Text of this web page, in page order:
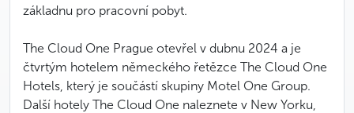
základnu pro pracovní pobyt.
The Cloud One Prague otevřel v dubnu 2024 a je
čtvrtým hotelem německého řetězce The Cloud One
Hotels, který je součástí skupiny Motel One Group.
Další hotely The Cloud One naleznete v New Yorku,